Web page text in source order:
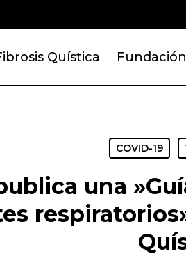
Quística Fundación
COVID-19
una